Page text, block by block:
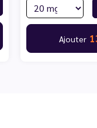
Ajouter